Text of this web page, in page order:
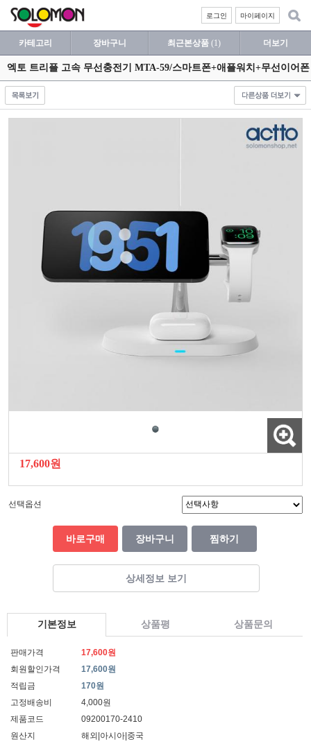
마이페이지
로그인
카테고리 장바구니 최근본상품 (1) 더보기
엑토 트리플 고속 무선충전기 MTA-59/스마트폰+애플워치+무선이어
17,600원
선택옵션
바로구매 장바구니 찜하기
상세정보 보기
기본정보 상품평 상품문의
판매가격
17,600원
회원할인가격
17,600원
적립금
170원
고정배송비
4,000원
제품코드
09200170-2410
원산지
해외|아시아|중국